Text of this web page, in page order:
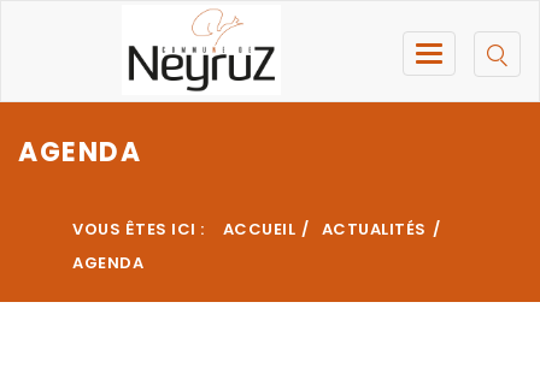
AGENDA
VOUS ÊTES ICI : ACCUEIL
ACTUALITÉS
AGENDA